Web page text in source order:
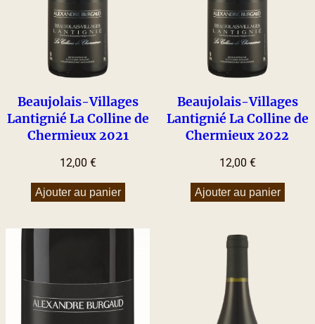
Beaujolais-Villages
Lantignié La Colline de
Chermieux 2021
12,00 €
Ajouter au panier
Beaujolais-Villages
Lantignié La Colline de
Chermieux 2022
12,00 €
Ajouter au panier